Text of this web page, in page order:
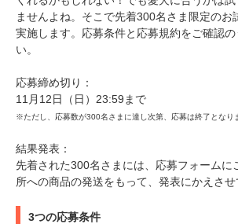
ませんよね。そこで先着300名さま限定のお
実施します。応募条件と応募規約をご確認
い。
応募締め切り：
11月12日（日）23:59まで
※ただし、応募数が300名さまに達し次第、応募は終了となり
結果発表：
先着された300名さまには、応募フォームに
所への商品の発送をもって、発表にかえさせ
3つの応募条件
pecodogs
いぬ部をフォロー
ねこ部を
アプリで開く